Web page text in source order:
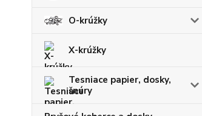
O-krúžky
X-krúžky
Tesniace papier, dosky,
šnúry